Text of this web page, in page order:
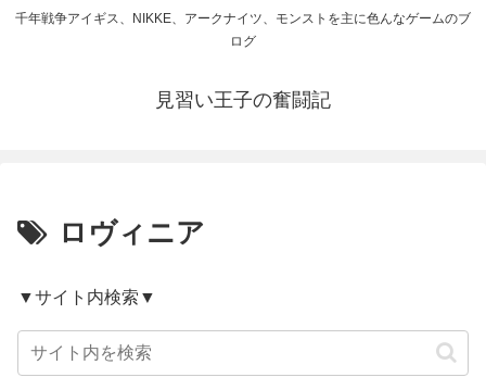
千年戦争アイギス、NIKKE、アークナイツ、モンストを主に色んなゲームのブ
ログ
見習い王子の奮闘記
ロヴィニア
▼サイト内検索▼